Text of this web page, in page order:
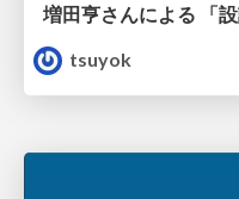
tsuyok